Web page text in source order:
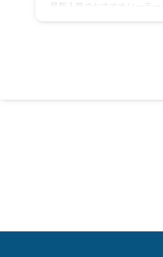
最新人気のおすすめソーラー
グでご紹介します。 ソーラ